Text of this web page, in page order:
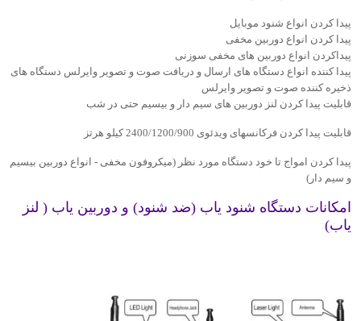
پیدا کردن انواع شنود موبایل
پیدا کردن انواع دوربین مخفی
پیداکردن انواع دوربین های مخفی سوزنی
پیدا کننده انواع دستگاه های ارسال و دریافت صوت و تصویر وایرلس دستگاه های
ذخیره کننده صوت و تصویر وایرلس
قابلیت پیدا کردن لنز دوربین های سیم دار و بیسیم حتی در شب
قابلیت پیدا کردن فرکانسهای ویدئوی 2400/1200/900 کیلو هرتز
پیدا کردن امواج تا خود دستگاه مورد نظر (میکروفون مخفی - انواع دوربین بیسیم
و سیم دار)
امکانات دستگاه شنود یاب (ضد شنود) و دوربین یاب ( لنز
یاب)